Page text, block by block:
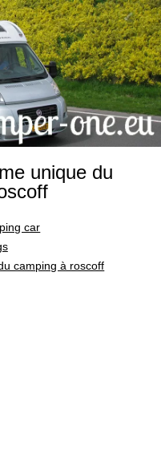
unique du
car
camping à roscoff